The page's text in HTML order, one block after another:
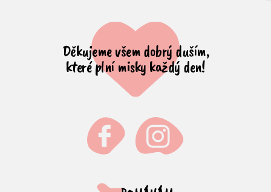
Děkujeme všem dobrý duším,
které plní misky každý den!
Facebook